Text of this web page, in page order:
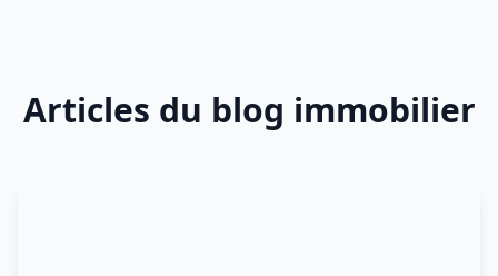
Articles du blog immobilier